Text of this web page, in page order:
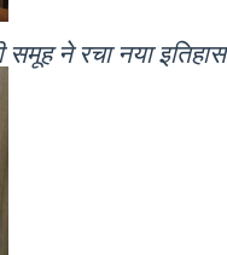
समूह ने रचा नया इतिहास